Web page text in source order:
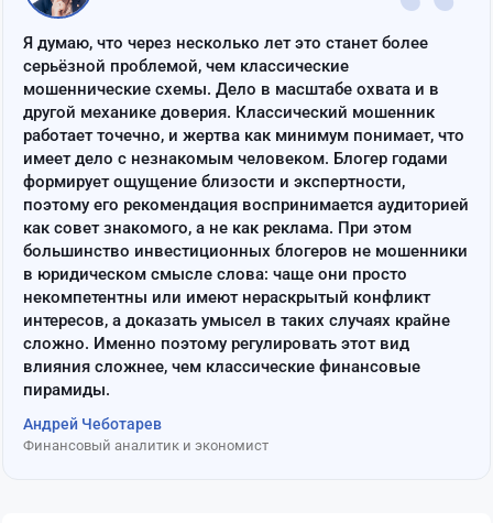
Я думаю, что через несколько лет это станет более
серьёзной проблемой, чем классические
мошеннические схемы. Дело в масштабе охвата и в
другой механике доверия. Классический мошенник
работает точечно, и жертва как минимум понимает, что
имеет дело с незнакомым человеком. Блогер годами
формирует ощущение близости и экспертности,
поэтому его рекомендация воспринимается аудиторией
как совет знакомого, а не как реклама. При этом
большинство инвестиционных блогеров не мошенники
в юридическом смысле слова: чаще они просто
некомпетентны или имеют нераскрытый конфликт
интересов, а доказать умысел в таких случаях крайне
сложно. Именно поэтому регулировать этот вид
влияния сложнее, чем классические финансовые
пирамиды.
Андрей Чеботарев
Финансовый аналитик и экономист